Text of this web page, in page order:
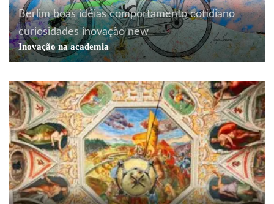
Berlim boas idéias comportamento cotidiano
curiosidades inovação new
Inovação na academia